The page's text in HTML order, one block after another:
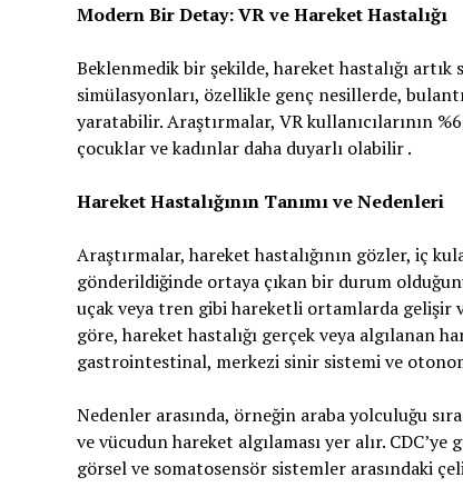
Modern Bir Detay: VR ve Hareket Hastalığı
Beklenmedik bir şekilde, hareket hastalığı artık
simülasyonları, özellikle genç nesillerde,
yaratabilir. Araştırmalar, VR kullanıcılarının
çocuklar ve kadınlar daha duyarlı olabilir .
Hareket Hastalığının Tanımı ve Nedenleri
Araştırmalar, hareket hastalığının gözler, iç
gönderildiğinde ortaya çıkan bir durum
uçak veya tren gibi hareketli ortamlarda gelişir
göre, hareket hastalığı gerçek veya algılanan
gastrointestinal, merkezi sinir sistemi ve
Nedenler arasında, örneğin araba yolculuğu
ve vücudun hareket algılaması yer alır.
görsel ve somatosensör sistemler arasındaki